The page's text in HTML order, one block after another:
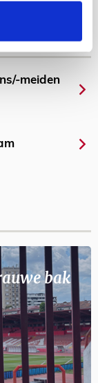
meiden
bak